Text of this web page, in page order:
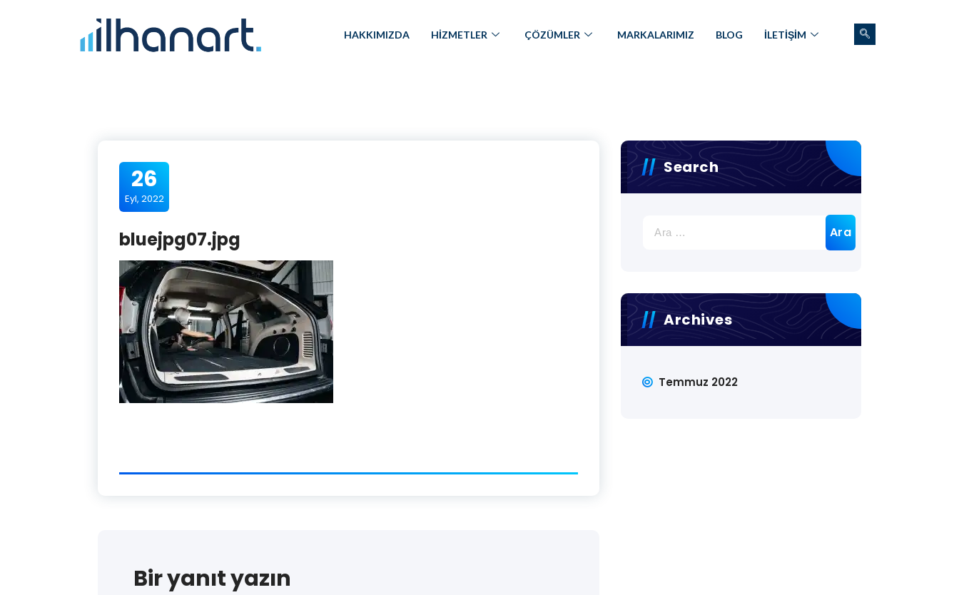
HAKKIMIZDA HİZMETLER ÇÖZÜMLER MARKALARIMIZ BLOG İLETİŞİM
26
Eyl, 2022
bluejpg07.jpg
Bir yanıt yazın
Search
Archives
Temmuz 2022